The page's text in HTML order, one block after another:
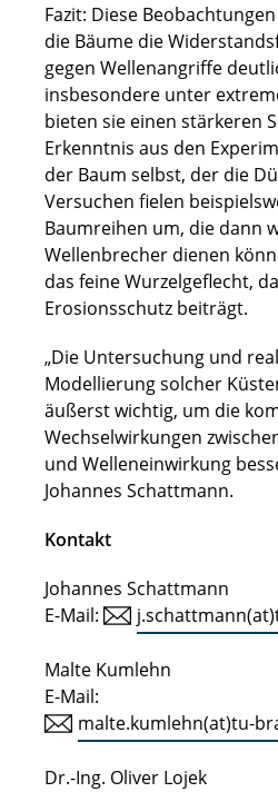
Fazit: Diese
die Bäume die
gegen Wellenangriffe
insbesondere unter
bieten sie einen stärkeren
Erkenntnis aus den
der Baum selbst, der die
Versuchen fielen
Baumreihen um, die dann
Wellenbrecher dienen
das feine Wurzelgeflecht,
Erosionsschutz beiträgt.
„Die Untersuchung und
Modellierung solcher
äußerst wichtig, um die
Wechselwirkungen
und Welleneinwirkung
Johannes Schattmann.
Kontakt
Johannes Schattmann
E-Mail:
Malte Kumlehn
E-Mail:
malte.kumlehn(at)tu-
Dr.-Ing. Oliver Lojek